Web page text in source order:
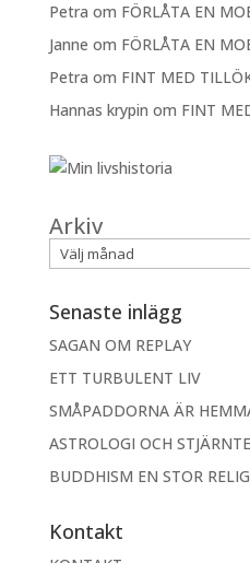
Petra om FÖRLÅTA EN
Janne om FÖRLÅTA EN
Petra om FINT MED
Hannas krypin om FINT
Arkiv
Senaste inlägg
SAGAN OM REPLAY
ETT TURBULENT LIV
SMÅPADDORNA ÄR
ASTROLOGI OCH
BUDDHISM EN STOR
Kontakt